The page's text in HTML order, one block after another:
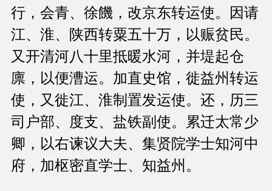
行，会青、徐饑，改京东转运使。因请
江、淮、陕西转粟五十万，以赈贫民。
又开清河八十里抵暖水河，并堤起仓
廪，以便漕运。加直史馆，徙益州转运
使，又徙江、淮制置发运使。还，历三
司户部、度支、盐铁副使。累迁太常少
卿，以右谏议大夫、集贤院学士知河中
府，加枢密直学士、知益州。